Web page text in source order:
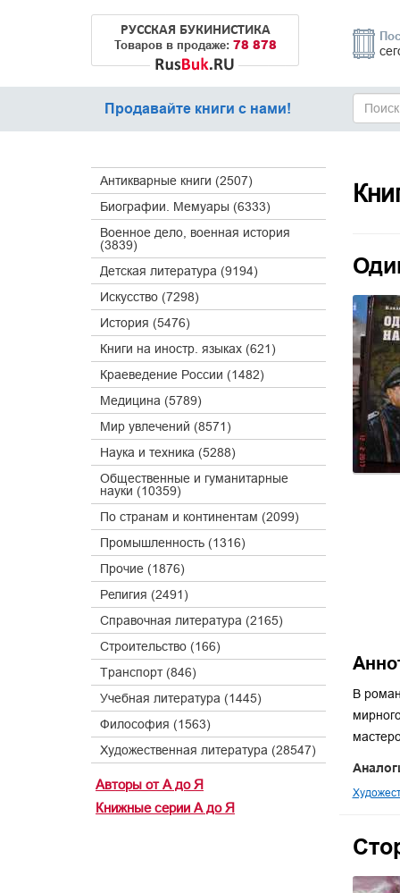
РУССКАЯ БУКИНИСТИКА
Товаров в продаже: 78 878
Продавайте книги с нами!
Антикварные книги (2507)
Биографии. Мемуары (6333)
Военное дело, военная история
(3839)
Детская литература (9194)
Искусство (7298)
История (5476)
Книги на иностр. языках (621)
Краеведение России (1482)
Медицина (5789)
Мир увлечений (8571)
Наука и техника (5288)
Общественные и гуманитарные
науки (10359)
По странам и континентам (2099)
Промышленность (1316)
Прочие (1876)
Религия (2491)
Справочная литература (2165)
Строительство (166)
Транспорт (846)
Учебная литература (1445)
Философия (1563)
Художественная литература (28547)
Авторы от А до Я
Книжные серии А до Я
В